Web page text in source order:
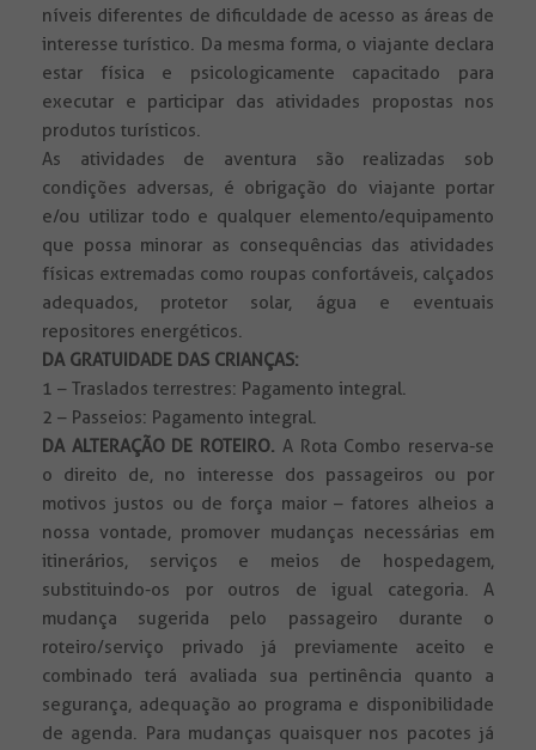
níveis diferentes de dificuldade de acesso as áreas de
interesse turístico. Da mesma forma, o viajante declara
estar física e psicologicamente capacitado para
executar e participar das atividades propostas nos
produtos turísticos.
As atividades de aventura são realizadas sob
condições adversas, é obrigação do viajante portar
e/ou utilizar todo e qualquer elemento/equipamento
que possa minorar as consequências das atividades
físicas extremadas como roupas confortáveis, calçados
adequados, protetor solar, água e eventuais
repositores energéticos.
DA GRATUIDADE DAS CRIANÇAS:
1 – Traslados terrestres: Pagamento integral.
2 – Passeios: Pagamento integral.
DA ALTERAÇÃO DE ROTEIRO. A Rota Combo reserva-se
o direito de, no interesse dos passageiros ou por
motivos justos ou de força maior – fatores alheios a
nossa vontade, promover mudanças necessárias em
itinerários, serviços e meios de hospedagem,
substituindo-os por outros de igual categoria. A
mudança sugerida pelo passageiro durante o
roteiro/serviço privado já previamente aceito e
combinado terá avaliada sua pertinência quanto a
segurança, adequação ao programa e disponibilidade
de agenda. Para mudanças quaisquer nos pacotes já